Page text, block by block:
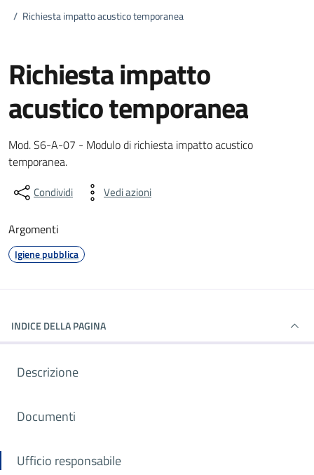
/ Richiesta impatto acustico temporanea
Richiesta impatto
acustico temporanea
Dettagli del documento
Mod. S6-A-07 - Modulo di richiesta impatto acustico
temporanea.
Condividi Vedi azioni
Argomenti
Igiene pubblica
INDICE DELLA PAGINA
Descrizione
Documenti
Ufficio responsabile